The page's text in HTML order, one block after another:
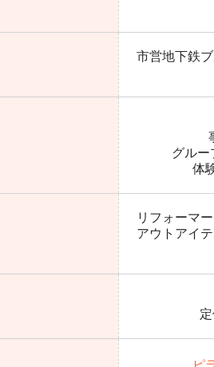
市営地下鉄
グルー
体
リフォーマ
アウトアイ